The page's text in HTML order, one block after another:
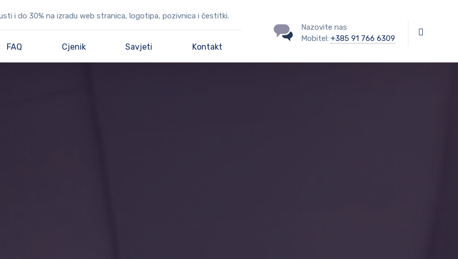
i do 30% na izradu web stranica, logotipa, pozivnica i čestitki.
FAQ Cjenik Savjeti Kontakt
Nazovite nas
Mobitel: +385 91 766 6309